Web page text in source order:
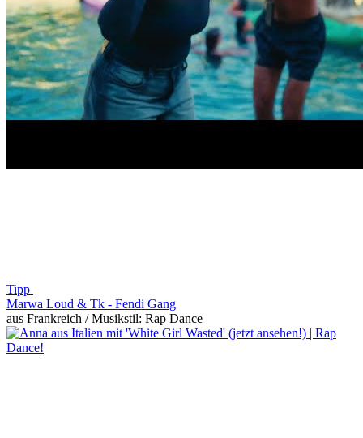
Tipp
Marwa Loud & Tk - Fendi Gang
aus Frankreich / Musikstil: Rap Dance